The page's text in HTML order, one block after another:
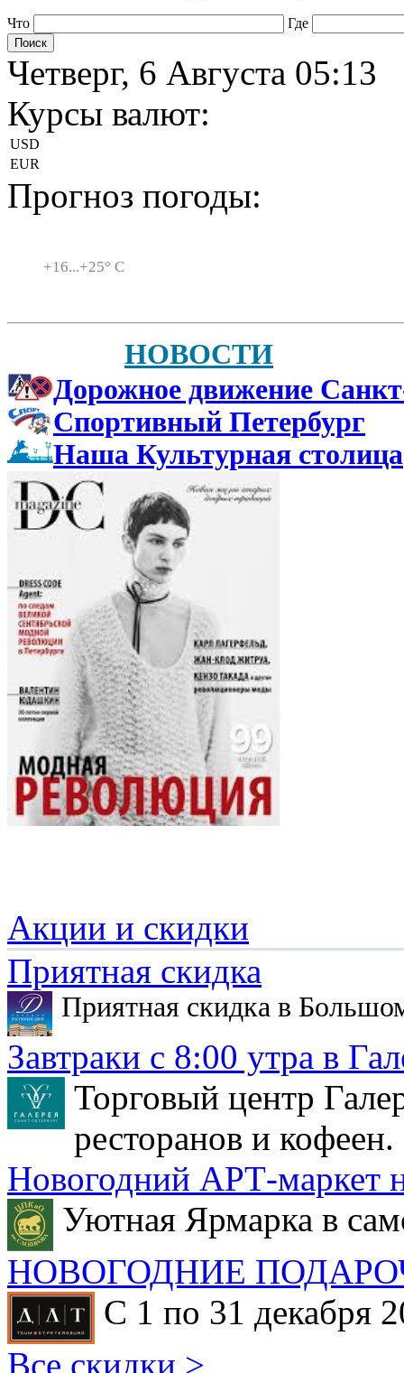
Что Где
Четверг, 6 Августа 05:13
Курсы валют:
USD
EUR
Прогноз погоды:
+16...+25° C
НОВОСТИ
Дорожное движение
Спортивный Петербург
Наша Культурная столица
Акции и скидки
Приятная скидка
Приятная скидка в
Завтраки с 8:00 утра в
Торговый центр
ресторанов и кофеен.
Новогодний АРТ-маркет
Уютная Ярмарка в
НОВОГОДНИЕ
С 1 по 31 декабря
Все скидки >